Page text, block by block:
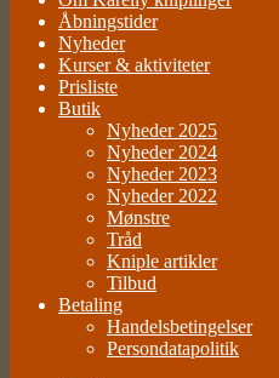
Åbningstider
Nyheder
Kurser & aktiviteter
Prisliste
Butik
Nyheder 2025
Nyheder 2024
Nyheder 2023
Nyheder 2022
Mønstre
Tråd
Kniple artikler
Tilbud
Betaling
Handelsbetingelser
Persondatapolitik